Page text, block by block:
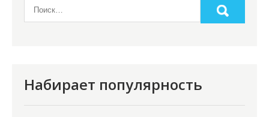
Набирает популярность